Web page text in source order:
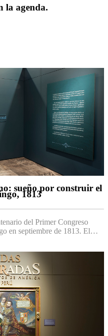
la agenda.
sueño por construir el
1813
del Primer Congreso
en septiembre de 1813. El…